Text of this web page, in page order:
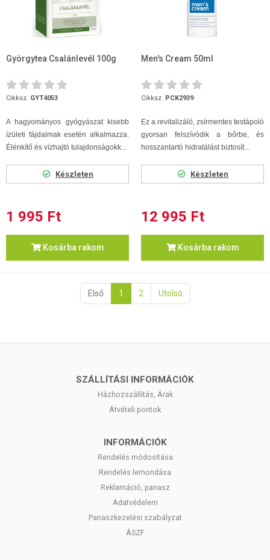
Györgytea Csalánlevél 100g
Cikksz. GYT4053
A hagyományos gyógyászat kisebb
ízületi fájdalmak esetén alkalmazza.
Élénkítő és vízhajtó tulajdonságokk...
Készleten
1 995 Ft
Kosárba rakom
Men's Cream 50ml
Cikksz. PCK2939
Ez a revitalizáló, zsírmentes testápoló
gyorsan felszívódik a bőrbe, és
hosszantartó hidratálást biztosít...
Készleten
12 995 Ft
Kosárba rakom
Első 1 2 Utolsó
SZÁLLÍTÁSI INFORMÁCIÓK
Házhozszállítás, Árak
Átvételi pontok
INFORMÁCIÓK
Rendelés módosítása
Rendelés lemondása
Reklamáció, panasz
Adatvédelem
Panaszkezelési szabályzat
ÁSZF